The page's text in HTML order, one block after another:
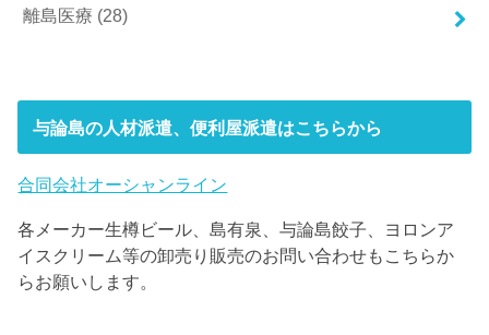
離島医療 (28)
与論島の人材派遣、便利屋派遣はこちらから
合同会社オーシャンライン
各メーカー生樽ビール、島有泉、与論島餃子、ヨロンア
イスクリーム等の卸売り販売のお問い合わせもこちらか
らお願いします。